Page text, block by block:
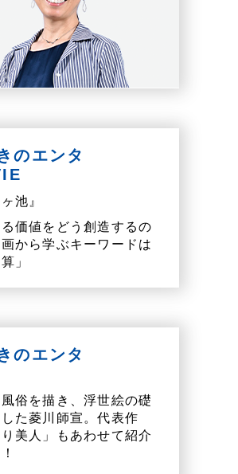
のエンタ
池』
価値をどう創造するの
から学ぶキーワードは
」
のエンタ
俗を描き、浮世絵の礎
た菱川師宣。代表作
り美人」もあわせて紹介